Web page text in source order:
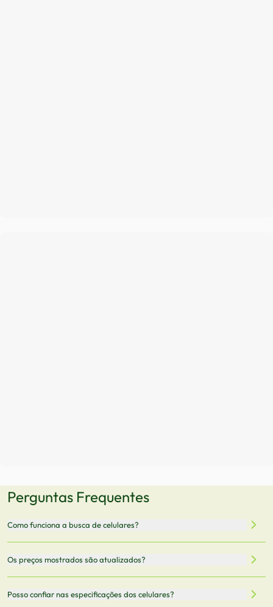
Perguntas Frequentes
Como funciona a busca de celulares?
armazenamento, memória RAM, bateria e conectividade
Os preços mostrados são atualizados?
Posso confiar nas especificações dos celulares?